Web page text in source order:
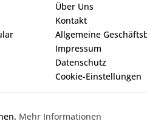
Über Uns
Kontakt
Allgemeine
Impressum
Datenschutz
Cookie-Einstellungen
Mehr Informationen